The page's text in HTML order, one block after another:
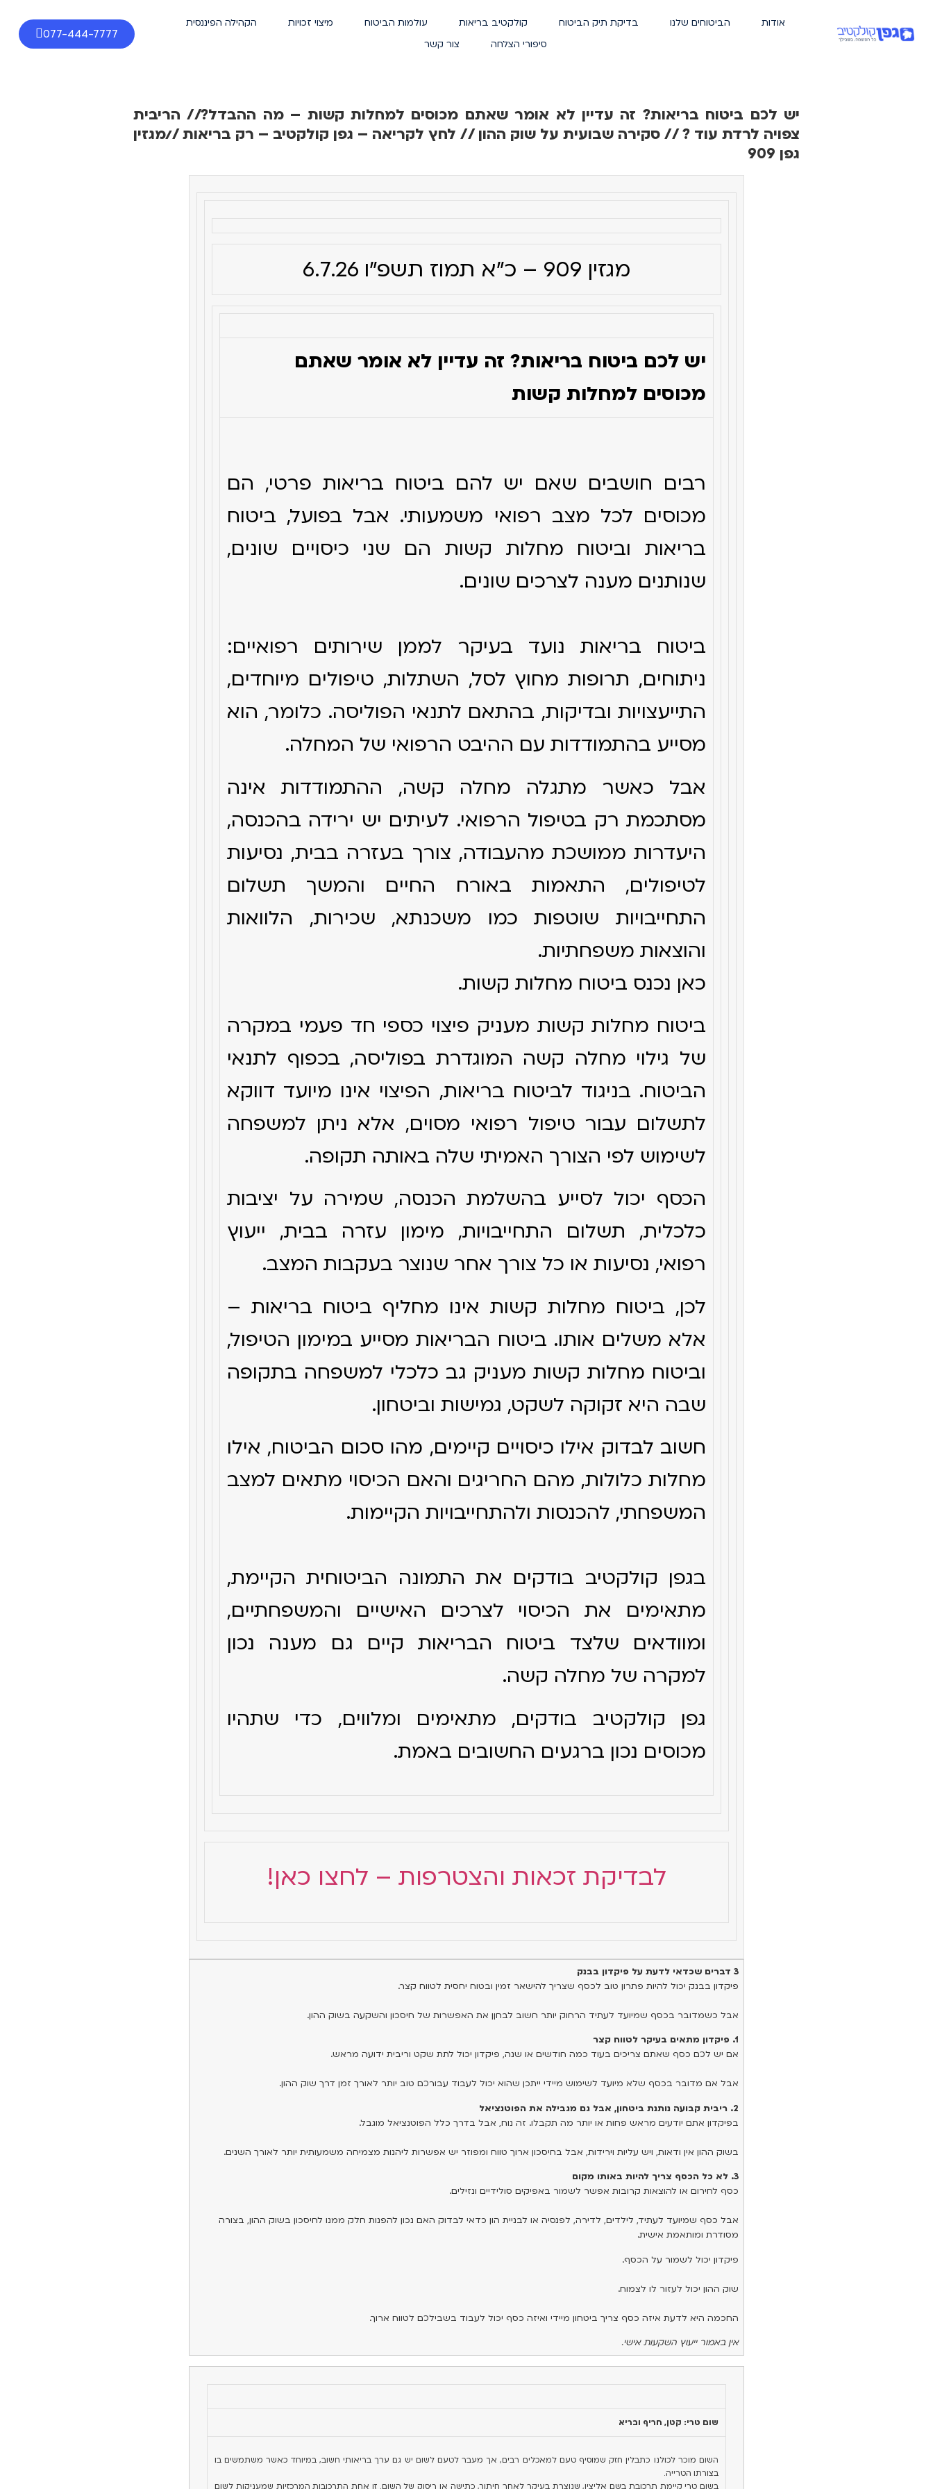
אודות הביטוחים שלנו בדיקת תיק הביטוח קולקטיב בריאות עולמות הביטוח מיצוי זכויות
הקהילה הפיננסית
סיפורי הצלחה
צור קשר
077-444-7777
יש לכם ביטוח בריאות? זה עדיין לא אומר שאתם מכוסים למחלות קשות – מה ההבדל?// הריבית
צפויה לרדת עוד ? // סקירה שבועית על שוק ההון // לחץ לקריאה – גפן קולקטיב – רק בריאות //מגזין
גפן 909
מגזין 909 – כ"א תמוז תשפ"ו 6.7.26
יש לכם ביטוח בריאות? זה עדיין לא אומר שאתם
מכוסים למחלות קשות
רבים חושבים שאם יש להם ביטוח בריאות פרטי, הם
מכוסים לכל מצב רפואי משמעותי. אבל בפועל, ביטוח
בריאות וביטוח מחלות קשות הם שני כיסויים שונים,
שנותנים מענה לצרכים שונים.
ביטוח בריאות נועד בעיקר לממן שירותים רפואיים:
ניתוחים, תרופות מחוץ לסל, השתלות, טיפולים מיוחדים,
התייעצויות ובדיקות, בהתאם לתנאי הפוליסה. כלומר, הוא
מסייע בהתמודדות עם ההיבט הרפואי של המחלה.
אבל כאשר מתגלה מחלה קשה, ההתמודדות אינה
מסתכמת רק בטיפול הרפואי. לעיתים יש ירידה בהכנסה,
היעדרות ממושכת מהעבודה, צורך בעזרה בבית, נסיעות
לטיפולים, התאמות באורח החיים והמשך תשלום
התחייבויות שוטפות כמו משכנתא, שכירות, הלוואות
והוצאות משפחתיות.
כאן נכנס ביטוח מחלות קשות.
ביטוח מחלות קשות מעניק פיצוי כספי חד פעמי במקרה
של גילוי מחלה קשה המוגדרת בפוליסה, בכפוף לתנאי
הביטוח. בניגוד לביטוח בריאות, הפיצוי אינו מיועד דווקא
לתשלום עבור טיפול רפואי מסוים, אלא ניתן למשפחה
לשימוש לפי הצורך האמיתי שלה באותה תקופה.
הכסף יכול לסייע בהשלמת הכנסה, שמירה על יציבות
כלכלית, תשלום התחייבויות, מימון עזרה בבית, ייעוץ
רפואי, נסיעות או כל צורך אחר שנוצר בעקבות המצב.
לכן, ביטוח מחלות קשות אינו מחליף ביטוח בריאות –
אלא משלים אותו. ביטוח הבריאות מסייע במימון הטיפול,
וביטוח מחלות קשות מעניק גב כלכלי למשפחה בתקופה
שבה היא זקוקה לשקט, גמישות וביטחון.
חשוב לבדוק אילו כיסויים קיימים, מהו סכום הביטוח, אילו
מחלות כלולות, מהם החריגים והאם הכיסוי מתאים למצב
המשפחתי, להכנסות ולהתחייבויות הקיימות.
בגפן קולקטיב בודקים את התמונה הביטוחית הקיימת,
מתאימים את הכיסוי לצרכים האישיים והמשפחתיים,
ומוודאים שלצד ביטוח הבריאות קיים גם מענה נכון
למקרה של מחלה קשה.
גפן קולקטיב בודקים, מתאימים ומלווים, כדי שתהיו
מכוסים נכון ברגעים החשובים באמת.
לבדיקת זכאות והצטרפות – לחצו כאן!
3 דברים שכדאי לדעת על פיקדון בבנק
פיקדון בבנק יכול להיות פתרון טוב לכסף שצריך להישאר זמין ובטוח יחסית לטווח קצר.
אבל כשמדובר בכסף שמיועד לעתיד הרחוק יותר חשוב לבחןן את האפשרות של חיסכון והשקעה בשוק ההון.
1. פיקדון מתאים בעיקר לטווח קצר
אם יש לכם כסף שאתם צריכים בעוד כמה חודשים או שנה, פיקדון יכול לתת שקט וריבית ידועה מראש.
אבל אם מדובר בכסף שלא מיועד לשימוש מיידי ייתכן שהוא יכול לעבוד עבורכם טוב יותר לאורך זמן דרך שוק ההון.
2. ריבית קבועה נותנת ביטחון, אבל גם מגבילה את הפוטנציאל
בפיקדון אתם יודעים מראש פחות או יותר מה תקבלו. זה נוח, אבל בדרך כלל הפוטנציאל מוגבל.
בשוק ההון אין ודאות, ויש עליות וירידות, אבל בחיסכון ארוך טווח ומפוזר יש אפשרות ליהנות מצמיחה משמעותית יותר לאורך השנים.
3. לא כל הכסף צריך להיות באותו מקום
כסף לחירום או להוצאות קרובות אפשר לשמור באפיקים סולידיים ונזילים.
אבל כסף שמיועד לעתיד, לילדים, לדירה, לפנסיה או לבניית הון כדאי לבדוק האם נכון להפנות חלק ממנו לחיסכון בשוק ההון, בצורה
מסודרת ומותאמת אישית.
פיקדון יכול לשמור על הכסף.
שוק ההון יכול לעזור לו לצמוח.
החכמה היא לדעת איזה כסף צריך ביטחון מיידי ואיזה כסף יכול לעבוד בשבילכם לטווח ארוך.
אין באמור ייעוץ השקעות אישי.
שום טרי: קטן, חריף ובריא
השום מוכר לכולנו כתבלין חזק שמוסיף טעם למאכלים רבים, אך מעבר לטעם לשום יש גם ערך בריאותי חשוב, במיוחד כאשר משתמשים בו
בצורתו הטרייה.
בשום טרי קיימת תרכובת בשם אליצין, שנוצרת בעיקר לאחר חיתוך, כתישה או ריסוק של השום. זו אחת התרכובות המרכזיות שמעניקות לשום